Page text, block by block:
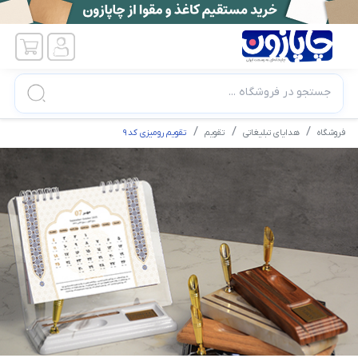
جستجو در فروشگاه ...
فروشگاه هدایای تبلیغاتی تقویم تقویم رومیزی کد9